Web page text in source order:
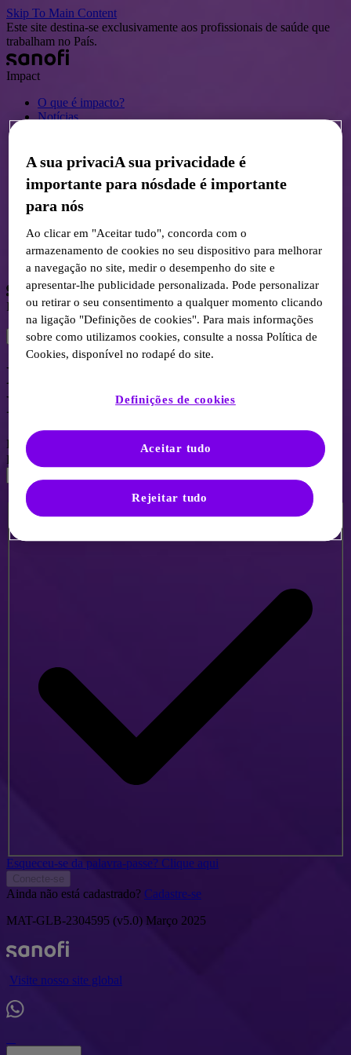
Skip To Main Content
Este site destina-se exclusivamente aos profissionais de saúde que
trabalham no País.
Impact
O que é impacto?
Notícias
Eventos
Contate-nos
Conecte-se
Impact
Login no Centro de
Preferências
Endereço de e-mail
Palavra-passe
Lembre de mim
Esqueceu-se da palavra-passe? Clique aqui
Conecte-se
Ainda não está cadastrado? Cadastre-se
MAT-GLB-2304595 (v5.0) Março 2025
Visite nosso site global
A sua privaciA sua privacidade é
importante para nósdade é importante
para nós
Ao clicar em "Aceitar tudo", concorda com o
armazenamento de cookies no seu dispositivo para melhorar
a navegação no site, medir o desempenho do site e
apresentar-lhe publicidade personalizada. Pode personalizar
ou retirar o seu consentimento a qualquer momento clicando
na ligação "Definições de cookies". Para mais informações
sobre como utilizamos cookies, consulte a nossa Política de
Cookies, disponível no rodapé do site.
Definições de cookies
Rejeitar tudo
Aceitar tudo